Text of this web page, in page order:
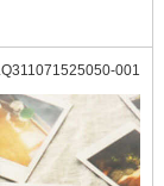
001